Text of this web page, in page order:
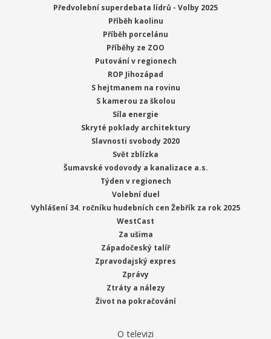
Předvolební superdebata lídrů - Volby 2025
Příběh kaolinu
Příběh porcelánu
Příběhy ze ZOO
Putování v regionech
ROP Jihozápad
S hejtmanem na rovinu
S kamerou za školou
Síla energie
Skryté poklady architektury
Slavnosti svobody 2020
Svět zblízka
Šumavské vodovody a kanalizace a.s.
Týden v regionech
Volební duel
Vyhlášení 34. ročníku hudebních cen Žebřík za rok 2025
WestCast
Za ušima
Západočeský talíř
Zpravodajský expres
Zprávy
Ztráty a nálezy
Život na pokračování
O televizi